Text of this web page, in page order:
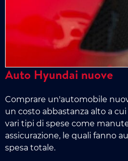
Auto Hyundai nuove
Comprare un'automobile
un costo abbastanza alto a
vari tipi di spese come
assicurazione, le quali fanno
spesa totale.